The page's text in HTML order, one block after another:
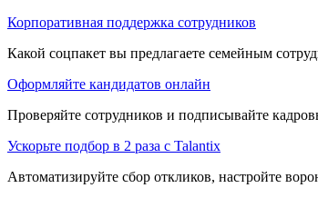
Корпоративная поддержка сотрудников
Какой соцпакет вы предлагаете семейным
Оформляйте кандидатов онлайн
Проверяйте сотрудников и подписывайте
Ускорьте подбор в 2 раза с Talantix
Автоматизируйте сбор откликов, настройте